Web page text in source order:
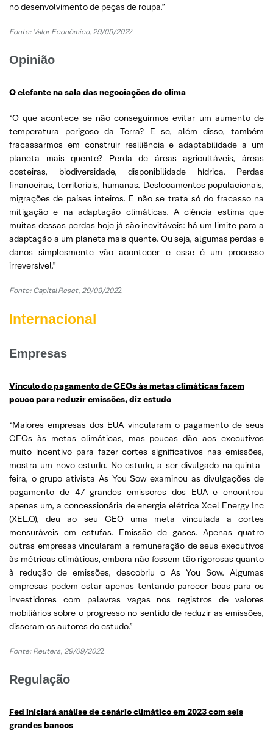
no desenvolvimento de peças de roupa.”
Fonte: Valor Econômico, 29/09/2022
Opinião
O elefante na sala das negociações do clima
“O que acontece se não conseguirmos evitar um aumento de
temperatura perigoso da Terra? E se, além disso, também
fracassarmos em construir resiliência e adaptabilidade a um
planeta mais quente? Perda de áreas agricultáveis, áreas
costeiras, biodiversidade, disponibilidade hídrica. Perdas
financeiras, territoriais, humanas. Deslocamentos populacionais,
migrações de países inteiros. E não se trata só do fracasso na
mitigação e na adaptação climáticas. A ciência estima que
muitas dessas perdas hoje já são inevitáveis: há um limite para a
adaptação a um planeta mais quente. Ou seja, algumas perdas e
danos simplesmente vão acontecer e esse é um processo
irreversível.”
Fonte: Capital Reset, 29/09/2022
Internacional
Empresas
Vinculo do pagamento de CEOs às metas climáticas fazem
pouco para reduzir emissões, diz estudo
“Maiores empresas dos EUA vincularam o pagamento de seus
CEOs às metas climáticas, mas poucas dão aos executivos
muito incentivo para fazer cortes significativos nas emissões,
mostra um novo estudo. No estudo, a ser divulgado na quinta-
feira, o grupo ativista As You Sow examinou as divulgações de
pagamento de 47 grandes emissores dos EUA e encontrou
apenas um, a concessionária de energia elétrica Xcel Energy Inc
(XEL.O), deu ao seu CEO uma meta vinculada a cortes
mensuráveis em estufas. Emissão de gases. Apenas quatro
outras empresas vincularam a remuneração de seus executivos
às métricas climáticas, embora não fossem tão rigorosas quanto
à redução de emissões, descobriu o As You Sow. Algumas
empresas podem estar apenas tentando parecer boas para os
investidores com palavras vagas nos registros de valores
mobiliários sobre o progresso no sentido de reduzir as emissões,
disseram os autores do estudo.”
Fonte: Reuters, 29/09/2022
Regulação
Fed iniciará análise de cenário climático em 2023 com seis
grandes bancos